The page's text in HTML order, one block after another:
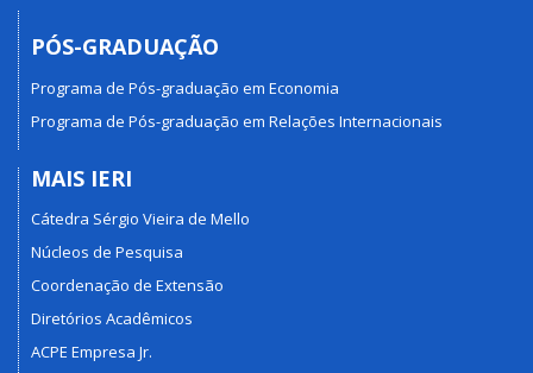
PÓS-GRADUAÇÃO
Programa de Pós-graduação em Economia
Programa de Pós-graduação em Relações Internacionais
MAIS IERI
Cátedra Sérgio Vieira de Mello
Núcleos de Pesquisa
Coordenação de Extensão
Diretórios Acadêmicos
ACPE Empresa Jr.